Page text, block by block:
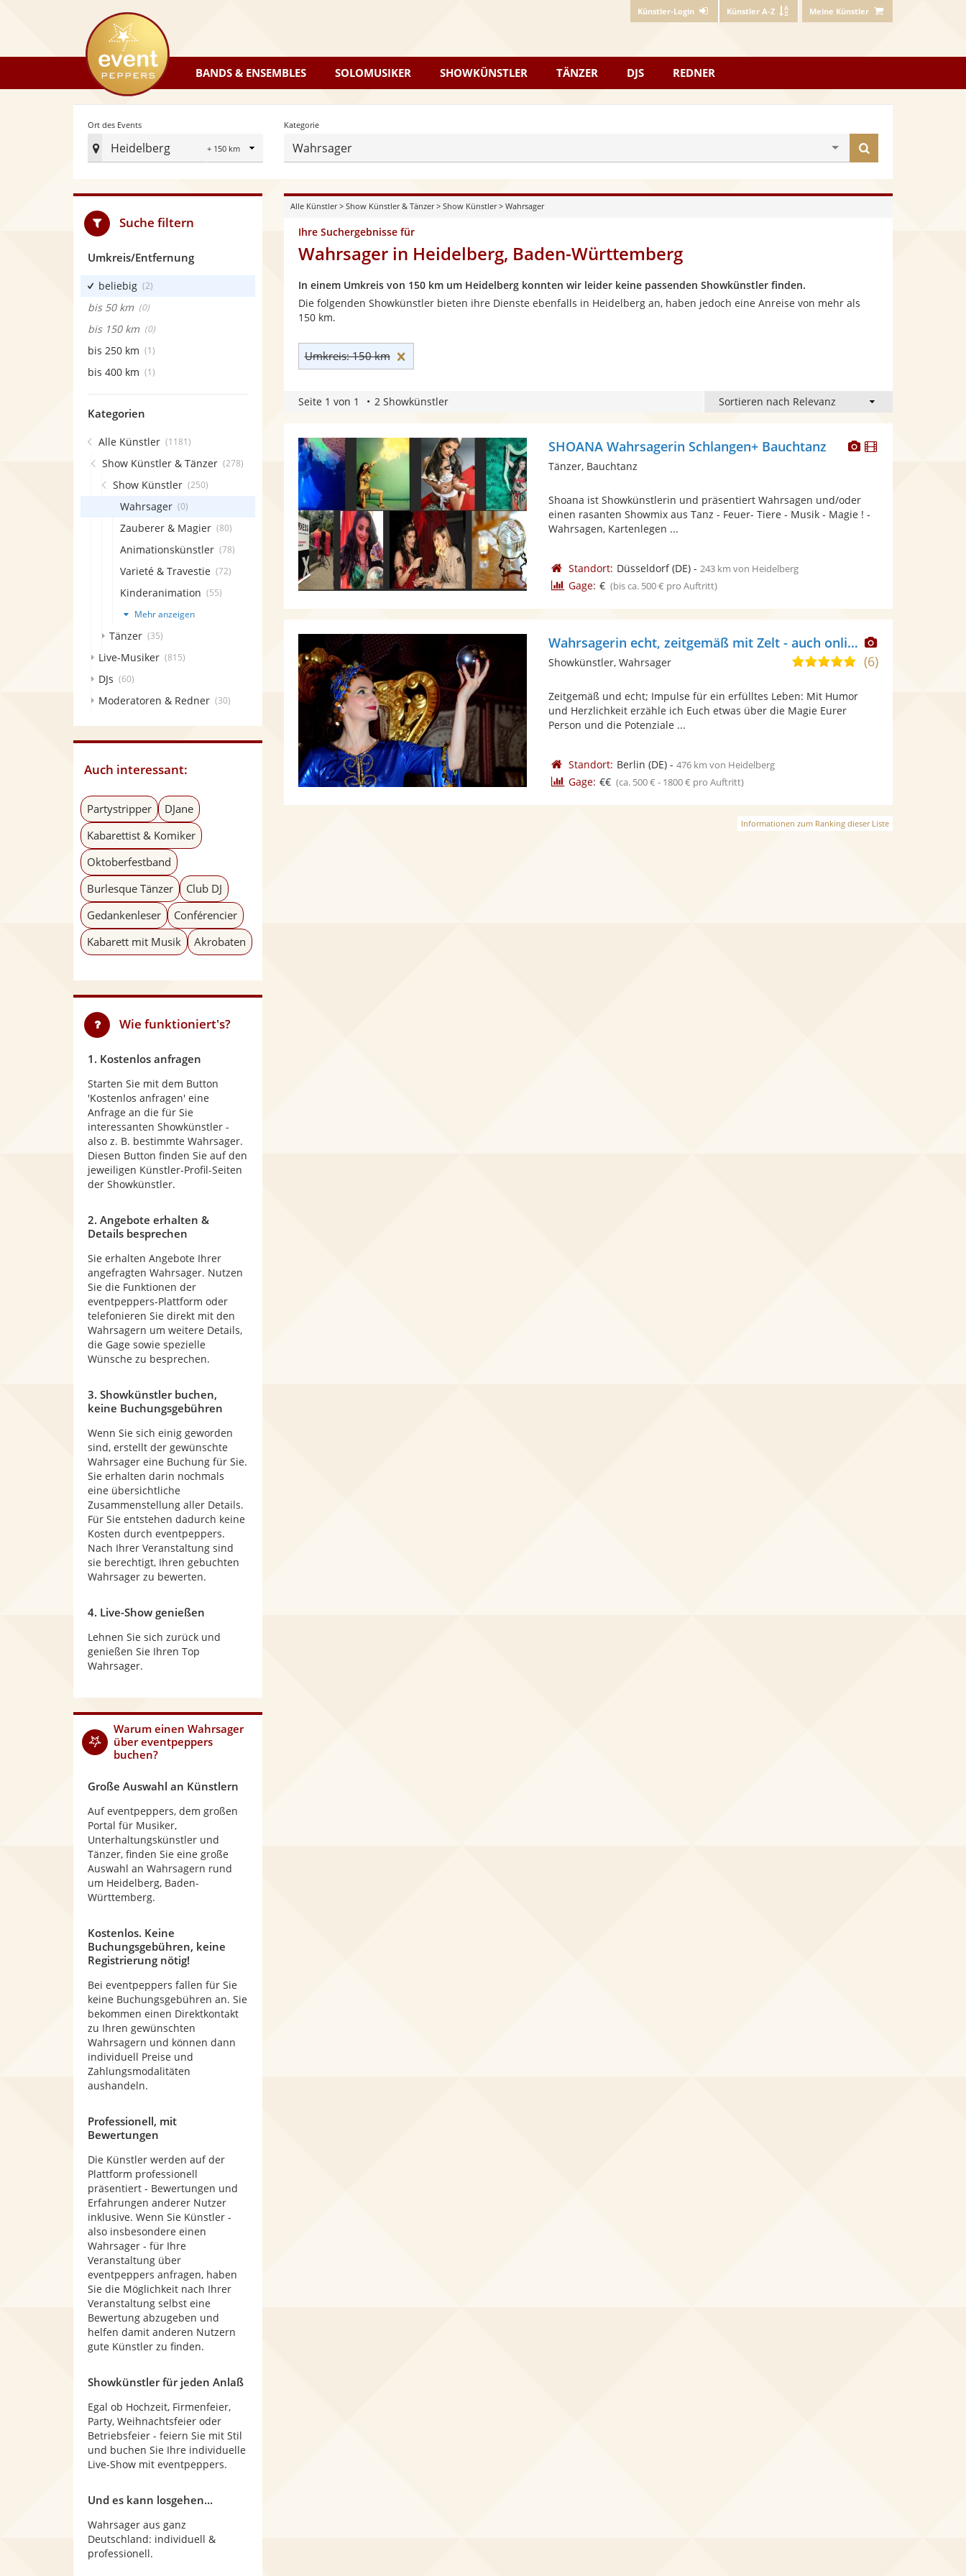
Künstler-Login Künstler A-Z Meine Künstler
eventpeppers
BANDS & ENSEMBLES SOLOMUSIKER SHOWKÜNSTLER TÄNZER DJS REDNER
Ort des Events
Heidelberg
Radius
Ort
Events
festlegen
Kategorie
Wahrsager
finden
Alle Künstler> Show Künstler & Tänzer> Show Künstler> Wahrsager
Ihre Suchergebnisse für
Wahrsager in Heidelberg, Baden-Württemberg
In einem Umkreis von 150 km um Heidelberg konnten wir leider keine passenden Showkünstler finden.
Die folgenden Showkünstler bieten ihre Dienste ebenfalls in Heidelberg an, haben jedoch eine Anreise von mehr als
150 km.
Umkreis: 150 km
Seite 1 von 1 2 Showkünstler
Dieser
bereit.
Dieser
SHOANA Wahrsagerin Schlangen+ Bauchtanz
Tänzer, Bauchtanz
Shoana ist Showkünstlerin und präsentiert Wahrsagen und/oder
einen rasanten Showmix aus Tanz - Feuer- Tiere - Musik - Magie ! -
Wahrsagen, Kartenlegen ...
Standort: Düsseldorf(DE)- 243 km von Heidelberg
Gage: € (bis ca. 500 € pro Auftritt)
Dieser
Künstler
Wahrsagerin echt, zeitgemäß mit Zelt - auch online
5,0
5
(6)
Showkünstler, Wahrsager
Zeitgemäß und echt; Impulse für ein erfülltes Leben: Mit Humor
und Herzlichkeit erzähle ich Euch etwas über die Magie Eurer
Person und die Potenziale ...
Standort: Berlin (DE)- 476 km von Heidelberg
Gage: €€ (ca. 500 € - 1800 € pro Auftritt)
Informationen zum Ranking dieser Liste
Suche filtern
Umkreis/Entfernung
beliebig (2)
bis 50 km (0)
bis 150 km (0)
bis 250 km (1)
bis 400 km (1)
Kategorien
Alle Künstler (1181)
Show Künstler & Tänzer (278)
Show Künstler (250)
Wahrsager (0)
Zauberer & Magier (80)
Animationskünstler (78)
Varieté & Travestie (72)
Kinderanimation (55)
Mehr anzeigen
Tänzer (35)
Live-Musiker (815)
DJs (60)
Moderatoren & Redner (30)
Auch interessant:
Partystripper
DJane
Kabarettist & Komiker
Oktoberfestband
Burlesque Tänzer
Club DJ
Gedankenleser
Conférencier
Kabarett mit Musik
Akrobaten
Wie funktioniert's?
1. Kostenlos anfragen
Starten Sie mit dem Button
'Kostenlos anfragen' eine
Anfrage an die für Sie
interessanten Showkünstler -
also z. B. bestimmte Wahrsager.
Diesen Button finden Sie auf den
jeweiligen Künstler-Profil-Seiten
der Showkünstler.
2. Angebote erhalten &
Details besprechen
Sie erhalten Angebote Ihrer
angefragten Wahrsager. Nutzen
Sie die Funktionen der
eventpeppers-Plattform oder
telefonieren Sie direkt mit den
Wahrsagern um weitere Details,
die Gage sowie spezielle
Wünsche zu besprechen.
3. Showkünstler buchen,
keine Buchungsgebühren
Wenn Sie sich einig geworden
sind, erstellt der gewünschte
Wahrsager eine Buchung für Sie.
Sie erhalten darin nochmals
eine übersichtliche
Zusammenstellung aller Details.
Für Sie entstehen dadurch keine
Kosten durch eventpeppers.
Nach Ihrer Veranstaltung sind
sie berechtigt, Ihren gebuchten
Wahrsager zu bewerten.
4. Live-Show genießen
Lehnen Sie sich zurück und
genießen Sie Ihren Top
Wahrsager.
Warum einen Wahrsager
über eventpeppers
buchen?
Große Auswahl an Künstlern
Auf eventpeppers, dem großen
Portal für Musiker,
Unterhaltungskünstler und
Tänzer, finden Sie eine große
Auswahl an Wahrsagern rund
um Heidelberg, Baden-
Württemberg.
Kostenlos. Keine
Buchungsgebühren, keine
Registrierung nötig!
Bei eventpeppers fallen für Sie
keine Buchungsgebühren an. Sie
bekommen einen Direktkontakt
zu Ihren gewünschten
Wahrsagern und können dann
individuell Preise und
Zahlungsmodalitäten
aushandeln.
Professionell, mit
Bewertungen
Die Künstler werden auf der
Plattform professionell
präsentiert - Bewertungen und
Erfahrungen anderer Nutzer
inklusive. Wenn Sie Künstler -
also insbesondere einen
Wahrsager - für Ihre
Veranstaltung über
eventpeppers anfragen, haben
Sie die Möglichkeit nach Ihrer
Veranstaltung selbst eine
Bewertung abzugeben und
helfen damit anderen Nutzern
gute Künstler zu finden.
Showkünstler für jeden Anlaß
Egal ob Hochzeit, Firmenfeier,
Party, Weihnachtsfeier oder
Betriebsfeier - feiern Sie mit Stil
und buchen Sie Ihre individuelle
Live-Show mit eventpeppers.
Und es kann losgehen...
Wahrsager aus ganz
Deutschland: individuell &
professionell.